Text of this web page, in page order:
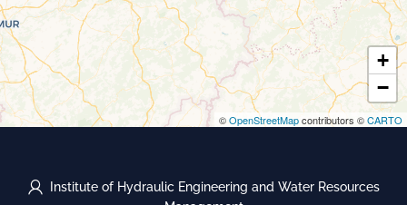
+
−
©OpenStreetMapcontributors ©CARTO
Institute of Hydraulic Engineering and Water Resources